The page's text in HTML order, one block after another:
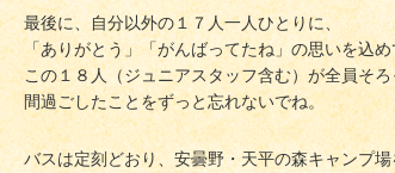
最後に、自分以外の１７人一人ひとりに、
「ありがとう」「がんばってたね」の思いを込
この１８人（ジュニアスタッフ含む）が全員そ
間過ごしたことをずっと忘れないでね。
バスは定刻どおり、安曇野・天平の森キャンプ